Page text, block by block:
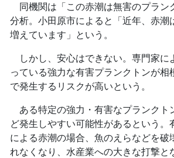
同機関は「この赤潮は無害のプラン
分析。小田原市によると「近年、赤潮
増えています」という。
しかし、安心はできない。専門家に
っている強力な有害プランクトンが相
で発生するリスクが高いという。
ある特定の強力・有害なプランクト
ど発生しやすい可能性があるという。
による赤潮の場合、魚のえらなどを破
れなくなり、水産業への大きな打撃と